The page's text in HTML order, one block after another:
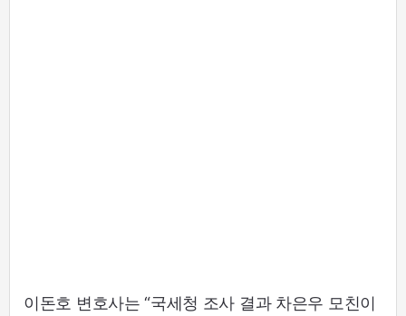
이돈호 변호사는 “국세청 조사 결과 차은우 모친이